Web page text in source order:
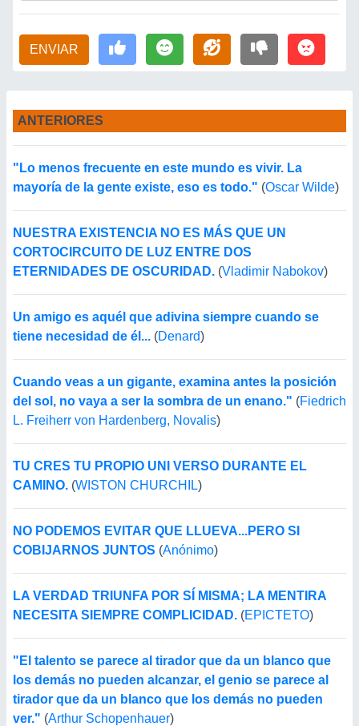
ENVIAR
ANTERIORES
"Lo menos frecuente en este mundo es vivir. La
mayoría de la gente existe, eso es todo." (Oscar Wilde)
NUESTRA EXISTENCIA NO ES MÁS QUE UN
CORTOCIRCUITO DE LUZ ENTRE DOS
ETERNIDADES DE OSCURIDAD. (Vladimir Nabokov)
Un amigo es aquél que adivina siempre cuando se
tiene necesidad de él... (Denard)
Cuando veas a un gigante, examina antes la posición
del sol, no vaya a ser la sombra de un enano." (Fiedrich
L. Freiherr von Hardenberg, Novalis)
TU CRES TU PROPIO UNI VERSO DURANTE EL
CAMINO. (WISTON CHURCHIL)
NO PODEMOS EVITAR QUE LLUEVA...PERO SI
COBIJARNOS JUNTOS (Anónimo)
LA VERDAD TRIUNFA POR SÍ MISMA; LA MENTIRA
NECESITA SIEMPRE COMPLICIDAD. (EPICTETO)
"El talento se parece al tirador que da un blanco que
los demás no pueden alcanzar, el genio se parece al
tirador que da un blanco que los demás no pueden
ver." (Arthur Schopenhauer)